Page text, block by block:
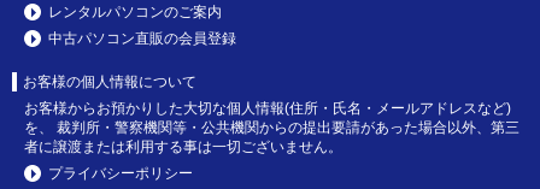
レンタルパソコンのご案内
中古パソコン直販の会員登録
お客様の個人情報について
お客様からお預かりした大切な個人情報(住所・氏名・メールアドレスなど)
を、 裁判所・警察機関等・公共機関からの提出要請があった場合以外、第三
者に譲渡または利用する事は一切ございません。
プライバシーポリシー